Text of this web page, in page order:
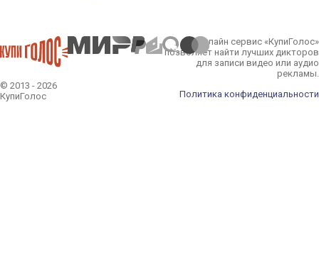
© 2013 - 2026
КупиГолос
Онлайн сервис «КупиГолос»
позволяет найти лучших дикторов
для записи видео или аудио
рекламы.
Политика конфиденциальности